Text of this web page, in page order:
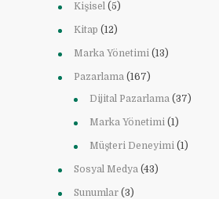
Kişisel (5)
Kitap (12)
Marka Yönetimi (13)
Pazarlama (167)
Dijital Pazarlama (37)
Marka Yönetimi (1)
Müşteri Deneyimi (1)
Sosyal Medya (43)
Sunumlar (3)